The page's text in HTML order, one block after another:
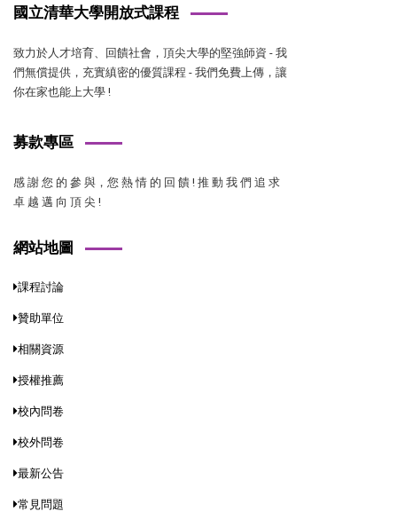
國立清華大學開放式課程
致力於人才培育、回饋社會，頂尖大學的堅強師資 - 我
們無償提供，充實縝密的優質課程 - 我們免費上傳，讓
你在家也能上大學 !
募款專區
感 謝 您 的 參 與，您 熱 情 的 回 饋 ! 推 動 我 們 追 求
卓 越 邁 向 頂 尖 !
網站地圖
課程討論
贊助單位
相關資源
授權推薦
校內問卷
校外問卷
最新公告
常見問題